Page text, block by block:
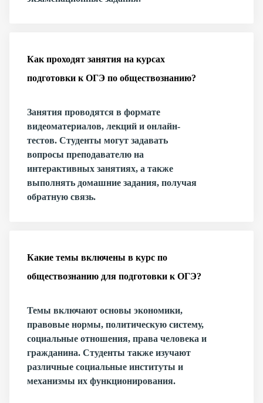
Как проходят занятия на курсах
подготовки к ОГЭ по обществознанию?
Занятия проводятся в формате
видеоматериалов, лекций и онлайн-
тестов. Студенты могут задавать
вопросы преподавателю на
интерактивных занятиях, а также
выполнять домашние задания, получая
обратную связь.
Какие темы включены в курс по
обществознанию для подготовки к ОГЭ?
Темы включают основы экономики,
правовые нормы, политическую систему,
социальные отношения, права человека и
гражданина. Студенты также изучают
различные социальные институты и
механизмы их функционирования.